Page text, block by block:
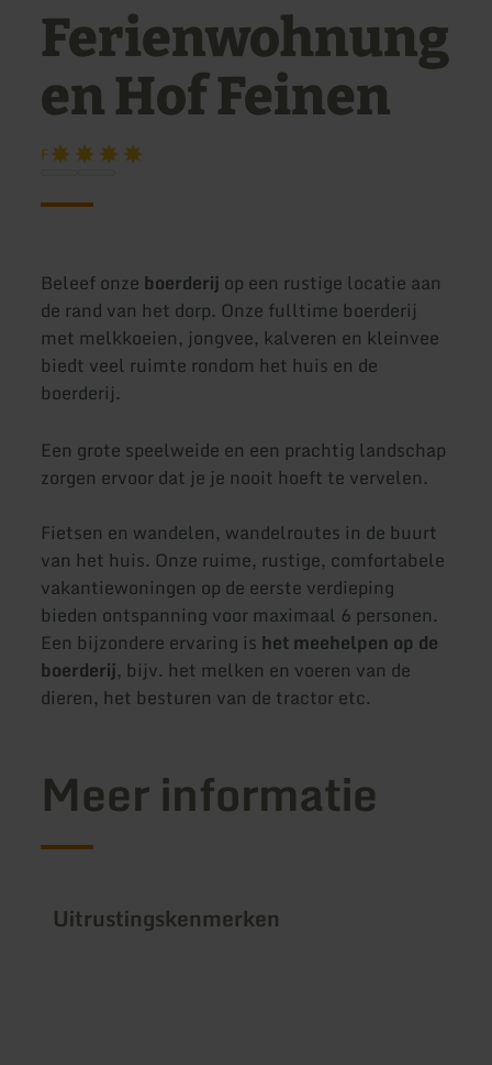
Ferienwohnung
en Hof Feinen
F
Beleef onze boerderij op een rustige locatie aan
de rand van het dorp. Onze fulltime boerderij
met melkkoeien, jongvee, kalveren en kleinvee
biedt veel ruimte rondom het huis en de
boerderij.
Een grote speelweide en een prachtig landschap
zorgen ervoor dat je je nooit hoeft te vervelen.
Fietsen en wandelen, wandelroutes in de buurt
van het huis. Onze ruime, rustige, comfortabele
vakantiewoningen op de eerste verdieping
bieden ontspanning voor maximaal 6 personen.
Een bijzondere ervaring is het meehelpen op de
boerderij, bijv. het melken en voeren van de
dieren, het besturen van de tractor etc.
Meer informatie
Uitrustingskenmerken